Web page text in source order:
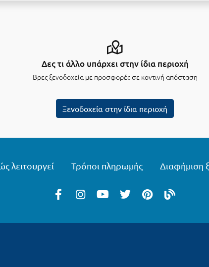
Δες τι άλλο υπάρχει στην ίδια περιοχή
Βρες ξενοδοχεία με προσφορές σε κοντινή απόσταση
Ξενοδοχεία στην ίδια περιοχή
λειτουργεί Τρόποι πληρωμής Διαφήμιση